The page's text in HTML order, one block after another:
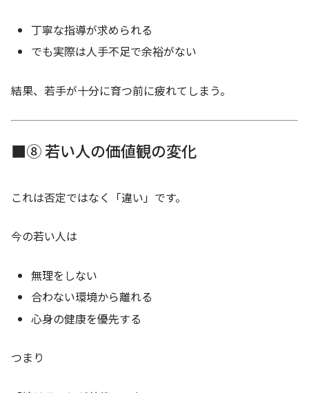
丁寧な指導が求められる
でも実際は人手不足で余裕がない
結果、若手が十分に育つ前に疲れてしまう。
■⑧ 若い人の価値観の変化
これは否定ではなく「違い」です。
今の若い人は
無理をしない
合わない環境から離れる
心身の健康を優先する
つまり